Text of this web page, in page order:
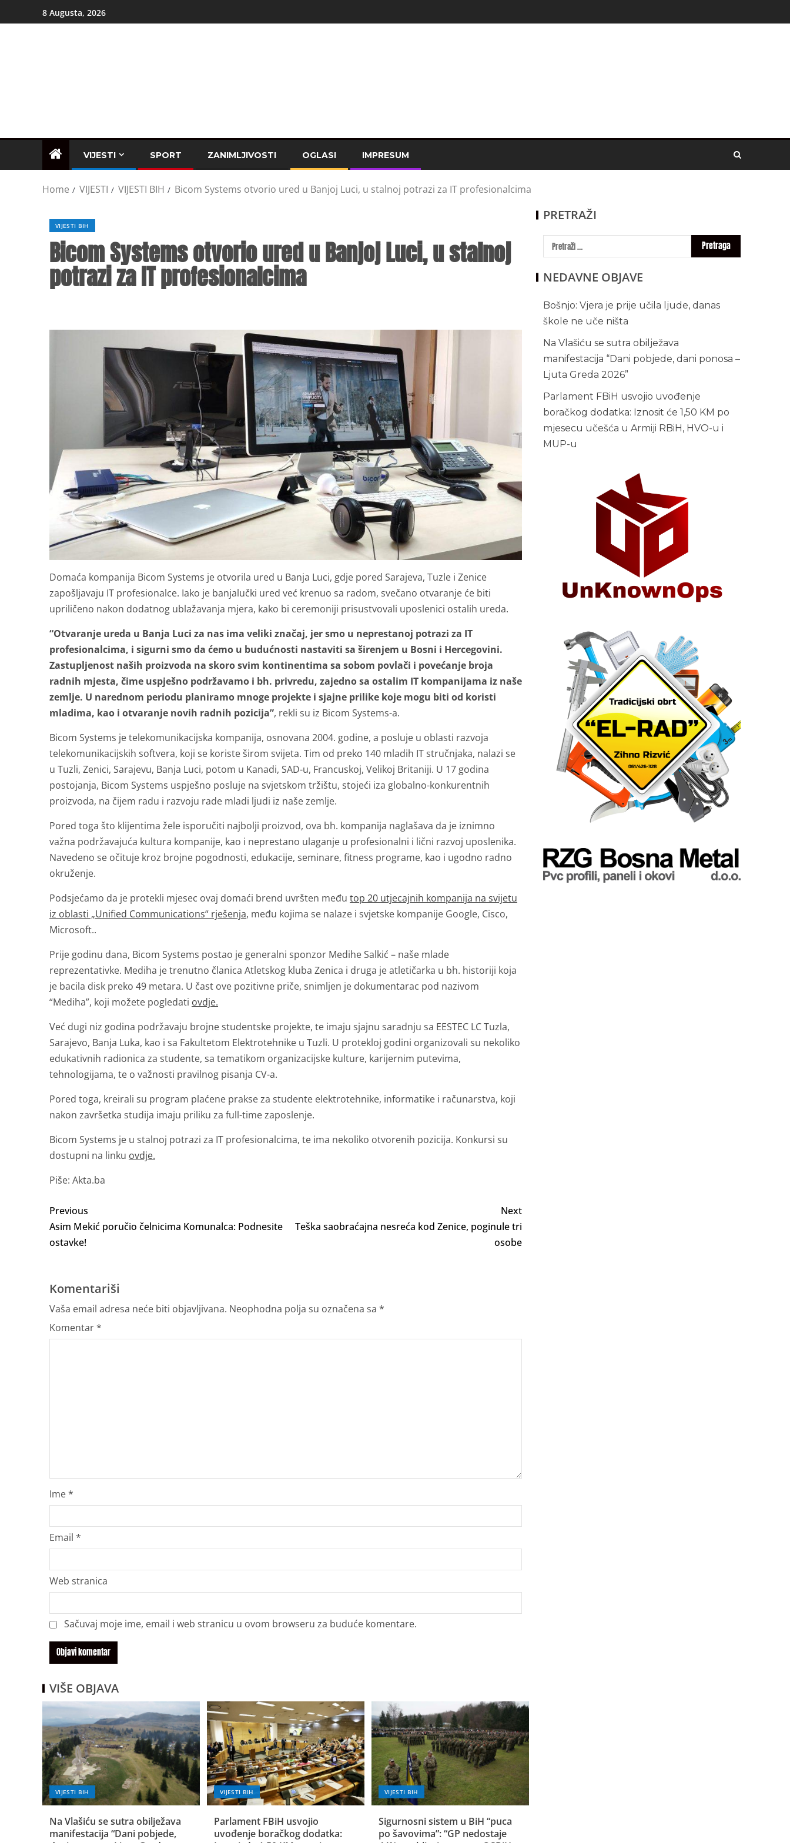
8 Augusta, 2026
VIJESTI SPORT ZANIMLJIVOSTI OGLASI IMPRESUM
Home VIJESTI VIJESTI BIH Bicom Systems otvorio ured u Banjoj Luci, u stalnoj potrazi za IT profesionalcima
VIJESTI BIH
Bicom Systems otvorio ured u Banjoj Luci, u stalnoj
potrazi za IT profesionalcima
Domaća kompanija Bicom Systems je otvorila ured u Banja Luci, gdje pored Sarajeva, Tuzle i Zenice
zapošljavaju IT profesionalce. Iako je banjalučki ured već krenuo sa radom, svečano otvaranje će biti
upriličeno nakon dodatnog ublažavanja mjera, kako bi ceremoniji prisustvovali uposlenici ostalih ureda.
“Otvaranje ureda u Banja Luci za nas ima veliki značaj, jer smo u neprestanoj potrazi za IT
profesionalcima, i sigurni smo da ćemo u budućnosti nastaviti sa širenjem u Bosni i Hercegovini.
Zastupljenost naših proizvoda na skoro svim kontinentima sa sobom povlači i povećanje broja
radnih mjesta, čime uspješno podržavamo i bh. privredu, zajedno sa ostalim IT kompanijama iz naše
zemlje. U narednom periodu planiramo mnoge projekte i sjajne prilike koje mogu biti od koristi
mladima, kao i otvaranje novih radnih pozicija”, rekli su iz Bicom Systems-a.
Bicom Systems je telekomunikacijska kompanija, osnovana 2004. godine, a posluje u oblasti razvoja
telekomunikacijskih softvera, koji se koriste širom svijeta. Tim od preko 140 mladih IT stručnjaka, nalazi se
u Tuzli, Zenici, Sarajevu, Banja Luci, potom u Kanadi, SAD-u, Francuskoj, Velikoj Britaniji. U 17 godina
postojanja, Bicom Systems uspješno posluje na svjetskom tržištu, stojeći iza globalno-konkurentnih
proizvoda, na čijem radu i razvoju rade mladi ljudi iz naše zemlje.
Pored toga što klijentima žele isporučiti najbolji proizvod, ova bh. kompanija naglašava da je iznimno
važna podržavajuća kultura kompanije, kao i neprestano ulaganje u profesionalni i lični razvoj uposlenika.
Navedeno se očituje kroz brojne pogodnosti, edukacije, seminare, fitness programe, kao i ugodno radno
okruženje.
Podsjećamo da je protekli mjesec ovaj domaći brend uvršten među top 20 utjecajnih kompanija na svijetu
iz oblasti „Unified Communications“ rješenja, među kojima se nalaze i svjetske kompanije Google, Cisco,
Microsoft..
Prije godinu dana, Bicom Systems postao je generalni sponzor Medihe Salkić – naše mlade
reprezentativke. Mediha je trenutno članica Atletskog kluba Zenica i druga je atletičarka u bh. historiji koja
je bacila disk preko 49 metara. U čast ove pozitivne priče, snimljen je dokumentarac pod nazivom
“Mediha”, koji možete pogledati ovdje.
Već dugi niz godina podržavaju brojne studentske projekte, te imaju sjajnu saradnju sa EESTEC LC Tuzla,
Sarajevo, Banja Luka, kao i sa Fakultetom Elektrotehnike u Tuzli. U protekloj godini organizovali su nekoliko
edukativnih radionica za studente, sa tematikom organizacijske kulture, karijernim putevima,
tehnologijama, te o važnosti pravilnog pisanja CV-a.
Pored toga, kreirali su program plaćene prakse za studente elektrotehnike, informatike i računarstva, koji
nakon završetka studija imaju priliku za full-time zaposlenje.
Bicom Systems je u stalnoj potrazi za IT profesionalcima, te ima nekoliko otvorenih pozicija. Konkursi su
dostupni na linku ovdje.
Piše: Akta.ba
Previous
Asim Mekić poručio čelnicima Komunalca: Podnesite
ostavke!
Next
Teška saobraćajna nesreća kod Zenice, poginule tri
osobe
Komentariši
Vaša email adresa neće biti objavljivana. Neophodna polja su označena sa *
Komentar*
Ime*
Email *
Web stranica
Sačuvaj moje ime, email i web stranicu u ovom browseru za buduće komentare.
VIŠE OBJAVA
VIJESTI BIH
Na Vlašiću se sutra obilježava
manifestacija “Dani pobjede,
VIJESTI BIH
Parlament FBiH usvojio
uvođenje boračkog dodatka:
VIJESTI BIH
Sigurnosni sistem u BiH “puca
po šavovima”: “GP nedostaje
PRETRAŽI
NEDAVNE OBJAVE
Bošnjo: Vjera je prije učila ljude, danas
škole ne uče ništa
Na Vlašiću se sutra obilježava
manifestacija “Dani pobjede, dani ponosa –
Ljuta Greda 2026”
Parlament FBiH usvojio uvođenje
boračkog dodatka: Iznosit će 1,50 KM po
mjesecu učešća u Armiji RBiH, HVO-u i
MUP-u